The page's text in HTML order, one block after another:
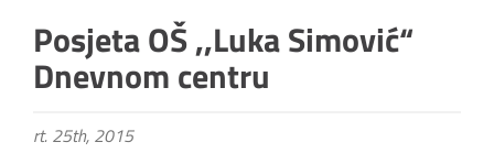
Posjeta OŠ ,,Luka Simović“
Dnevnom centru
rt. 25th, 2015